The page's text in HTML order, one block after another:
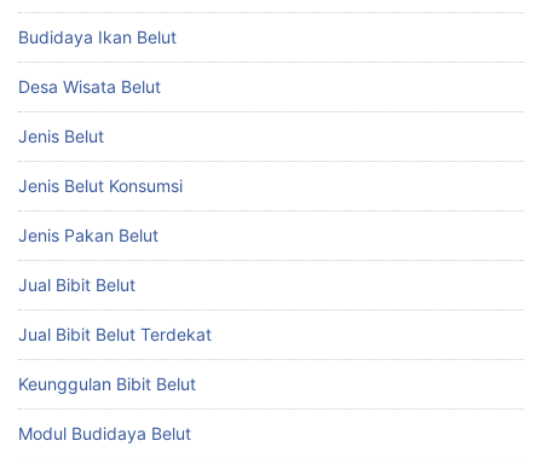
Budidaya Ikan Belut
Desa Wisata Belut
Jenis Belut
Jenis Belut Konsumsi
Jenis Pakan Belut
Jual Bibit Belut
Jual Bibit Belut Terdekat
Keunggulan Bibit Belut
Modul Budidaya Belut